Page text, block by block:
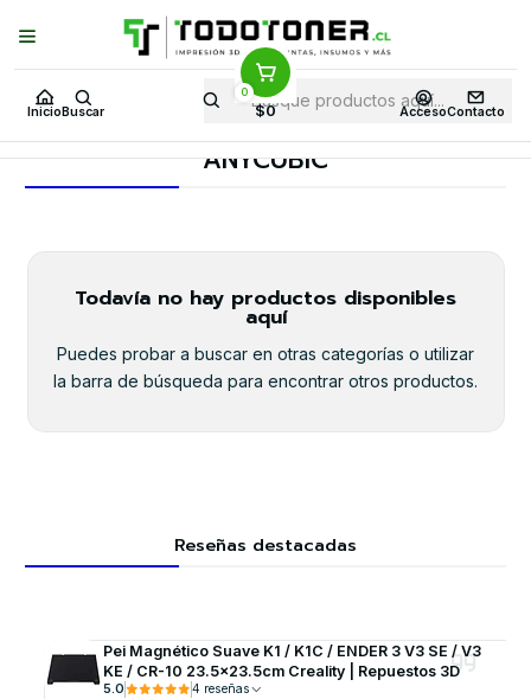
Inicio Buscar
0
$0 AccesoContacto
Puedes Elegir: Comprar enTienda· Despachoa Todo Chile · Retiro en
Tienda en24 Horas
Inicio Todo 3D FILAMENTOS TODO SEDA PLA TIPO SEDA
ANYCUBIC
ANYCUBIC
Todavía no hay productos disponibles
aquí
Puedes probar a buscar en otras categorías o utilizar
la barra de búsqueda para encontrar otros productos.
Reseñas destacadas
Pei Magnético Suave K1 / K1C / ENDER 3 V3 SE / V3
KE / CR-10 23.5x23.5cm Creality | Repuestos 3D
5.0 4 reseñas